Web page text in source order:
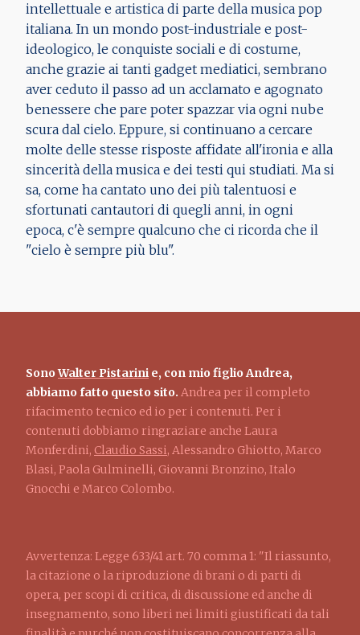
intellettuale e artistica di parte della musica pop
italiana. In un mondo post-industriale e post-
ideologico, le conquiste sociali e di costume,
anche grazie ai tanti gadget mediatici, sembrano
aver ceduto il passo ad un acclamato e agognato
benessere che pare poter spazzar via ogni nube
scura dal cielo. Eppure, si continuano a cercare
molte delle stesse risposte affidate all'ironia e alla
sincerità della musica e dei testi qui studiati. Ma si
sa, come ha cantato uno dei più talentuosi e
sfortunati cantautori di quegli anni, in ogni
epoca, c'è sempre qualcuno che ci ricorda che il
"cielo è sempre più blu".
SonoWalter Pistarini e, con mio figlio Andrea,
abbiamo fatto questo sito. Andrea per il completo
rifacimento tecnico ed io per i contenuti. Per i
contenuti dobbiamo ringraziare anche Laura
Monferdini, Claudio Sassi, Alessandro Ghiotto, Marco
Blasi, Paola Gulminelli, Giovanni Bronzino, Italo
Gnocchi e Marco Colombo.
Avvertenza: Legge 633/41 art. 70 comma 1: "Il riassunto,
la citazione o la riproduzione di brani o di parti di
opera, per scopi di critica, di discussione ed anche di
insegnamento, sono liberi nei limiti giustificati da tali